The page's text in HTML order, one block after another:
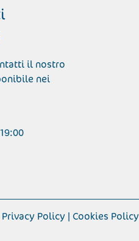
il nostro
nei
Policy | Cookies Policy